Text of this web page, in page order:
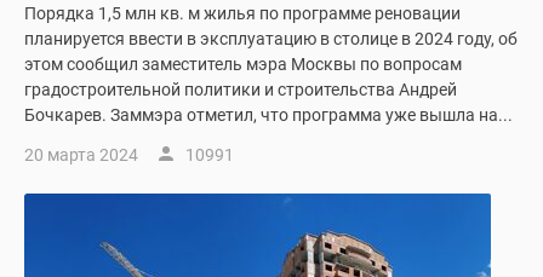
Порядка 1,5 млн кв. м жилья по программе реновации
планируется ввести в эксплуатацию в столице в 2024 году, об
этом сообщил заместитель мэра Москвы по вопросам
градостроительной политики и строительства Андрей
Бочкарев. Заммэра отметил, что программа уже вышла на...
20 марта 2024 10991